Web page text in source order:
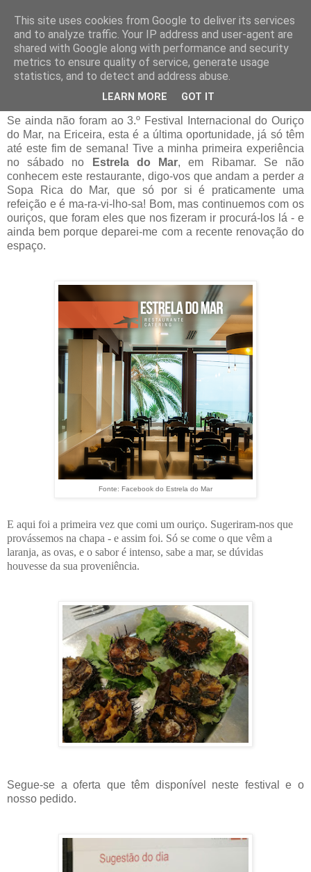
07 abril 2017
Festival do Ouriço na Ericeira # Já fui e
vou voltar!
Se ainda não foram ao 3.º Festival Internacional do Ouriço
do Mar, na Ericeira, esta é a última oportunidade, já só têm
até este fim de semana! Tive a minha primeira experiência
no sábado no
Estrela do Mar, em Ribamar. Se não
conhecem este restaurante, digo-vos que andam a perder a
Sopa Rica do Mar, que só por si é praticamente uma
refeição e é ma-ra-vi-lho-sa! Bom, mas continuemos com os
ouriços, que foram eles que nos fizeram ir procurá-los lá - e
ainda bem porque deparei-me com a recente renovação do
espaço.
Fonte: Facebook do Estrela do Mar
E aqui foi a primeira vez que comi um ouriço. Sugeriram-nos que
provássemos na chapa - e assim foi. Só se come o que vêm a
laranja, as ovas, e o sabor é intenso, sabe a mar, se dúvidas
houvesse da sua proveniência.
Segue-se a oferta que têm disponível neste festival e o
nosso pedido.
This site uses cookies from Google to deliver its services
and to analyze traffic. Your IP address and user-agent are
shared with Google along with performance and security
metrics to ensure quality of service, generate usage
statistics, and to detect and address abuse.
LEARN MORE GOT IT